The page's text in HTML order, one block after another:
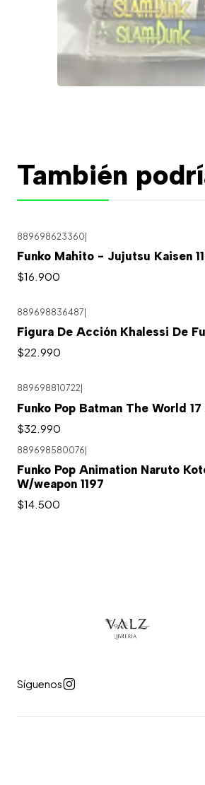
También
889698623360|
Funko Mahito - Jujutsu Kaisen
$16.900
889698836487
Figura De Acción Khalessi De
$22.990
889698810722
Funko Pop Batman The World
$32.990
889698580076
Funko Pop Animation Naruto
W/weapon 1197
$14.500
Síguenos